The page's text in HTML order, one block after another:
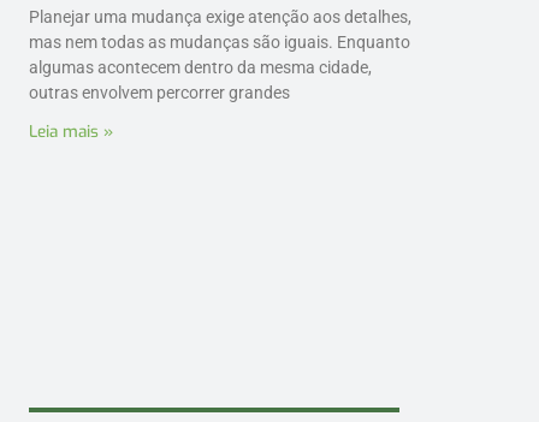
Planejar uma mudança exige atenção aos detalhes,
mas nem todas as mudanças são iguais. Enquanto
algumas acontecem dentro da mesma cidade,
outras envolvem percorrer grandes
Leia mais »